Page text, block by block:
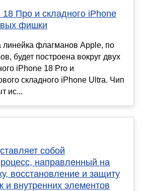
Про и складного iPhone
фишки
линейка флагманов Apple, по
будет построена вокруг двух
iPhone 18 Pro и
складного iPhone Ultra. Чип
ис...
собой
направленный на
восстановление и защиту
и внутренних элементов